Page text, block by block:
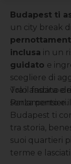
Budapest ti
un city break di
inclusa in un
guidato e
scegliere di
volo andata e
senza pensieri.
Tra il fascino
Parlamento e
Budapest ti
tra storia,
suoi quartieri
terme e